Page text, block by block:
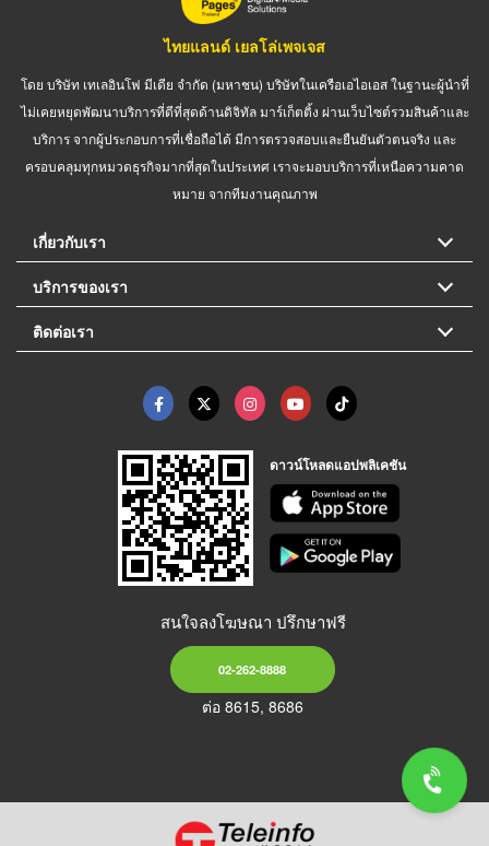
ไทยแลนด์ เยลโล่เพจเจส
โดย บริษัท เทเลอินโฟ มีเดีย จำกัด (มหาชน) บริษัทในเครือเอไอเอส ในฐานะผู้นำที่
ไม่เคยหยุดพัฒนาบริการที่ดีที่สุดด้านดิจิทัล มาร์เก็ตติ้ง ผ่านเว็บไซต์รวมสินค้าและ
บริการ จากผู้ประกอบการที่เชื่อถือได้ มีการตรวจสอบและยืนยันตัวตนจริง และ
ครอบคลุมทุกหมวดธุรกิจมากที่สุดในประเทศ เราจะมอบบริการที่เหนือความคาด
หมาย จากทีมงานคุณภาพ
เกี่ยวกับเรา
บริการของเรา
ติดต่อเรา
ดาวน์โหลดแอปพลิเคชัน
สนใจลงโฆษณา ปรึกษาฟรี
02-262-8888
ต่อ 8615, 8686